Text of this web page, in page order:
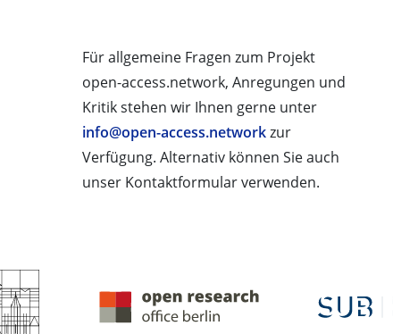
Für allgemeine Fragen zum Projekt
open-access.network, Anregungen und
Kritik stehen wir Ihnen gerne unter
info@open-access.networkzur
Verfügung. Alternativ können Sie auch
unser Kontaktformular verwenden.